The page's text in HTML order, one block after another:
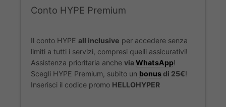
Conto HYPE Premium
Il conto HYPE all inclusive per accedere senza
limiti a tutti i servizi, compresi quelli assicurativi!
Assistenza prioritaria anche viaWhatsApp!
Scegli HYPE Premium, subito un bonusdi 25€!
Inserisci il codice promo HELLOHYPER